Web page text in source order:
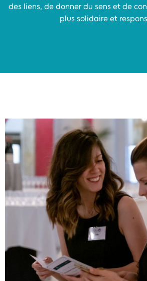
des liens, de donner du sens et de
plus solidaire et